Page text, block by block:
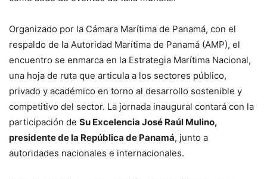
Organizado por la Cámara Marítima de Panamá, con el
respaldo de la Autoridad Marítima de Panamá (AMP), el
encuentro se enmarca en la Estrategia Marítima Nacional,
una hoja de ruta que articula a los sectores público,
privado y académico en torno al desarrollo sostenible y
competitivo del sector. La jornada inaugural contará con la
participación de Su Excelencia José Raúl Mulino,
presidente de la República de Panamá, junto a
autoridades nacionales e internacionales.